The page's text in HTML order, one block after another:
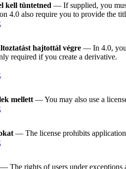
kell tüntetned — If supplied, you
4.0 also require you to provide the
hajtottál végre — In 4.0, you
required if you create a derivative.
mellett — You may also use a
— The license prohibits
— The rights of users under exceptions